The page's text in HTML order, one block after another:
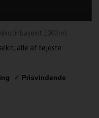
Nikotinbasekit 1000 ml.
alle af højeste
✓ Prisvindende